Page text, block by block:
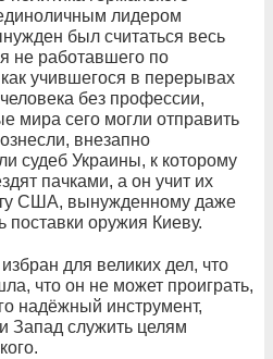
лидером
был считаться весь
не работавшего по
учившегося в перерывах
без профессии,
мира сего могли отправить
внезапно
судеб Украины, к которому
пачками, а он учит их
США, вынужденному даже
поставки оружия Киеву.
для великих дел, что
что он не может проиграть,
надёжный инструмент,
Запад служить целям